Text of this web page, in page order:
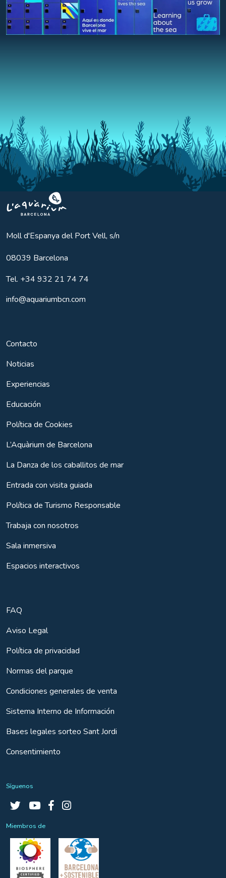
Aquarium BCN
Moll d'Espanya del Port Vell, s/n
08039 Barcelona
Tel. +34 932 21 74 74
info@aquariumbcn.com
Contacto
Noticias
Experiencias
Educación
Política de Cookies
L’Aquàrium de Barcelona
La Danza de los caballitos de mar
Entrada con visita guiada
Política de Turismo Responsable
Trabaja con nosotros
Sala inmersiva
Espacios interactivos
FAQ
Aviso Legal
Política de privacidad
Normas del parque
Condiciones generales de venta
Sistema Interno de Información
Bases legales sorteo Sant Jordi
Consentimiento
Síguenos
Miembros de